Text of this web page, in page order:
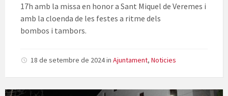
17h amb la missa en honor a Sant Miquel de Veremes i
amb la cloenda de les festes a ritme dels
bombos i tambors.
18 de setembre de 2024in Ajuntament, Noticies